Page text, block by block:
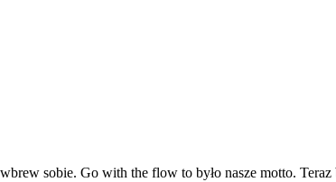
sobie. Go with the flow to było nasze motto.